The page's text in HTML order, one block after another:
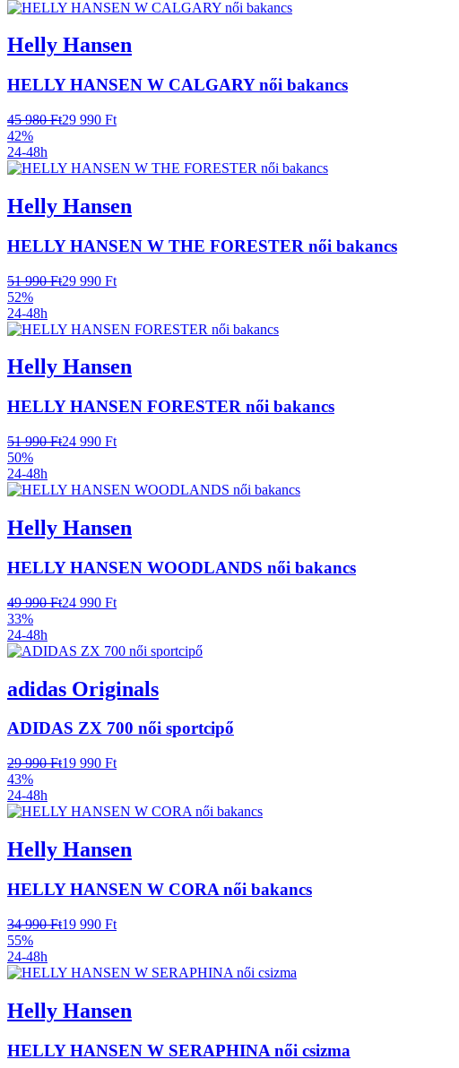
Helly Hansen
HELLY HANSEN W CALGARY női bakancs
45 980 Ft29 990 Ft
42%
24-48h
Helly Hansen
HELLY HANSEN W THE FORESTER női bakancs
51 990 Ft29 990 Ft
52%
24-48h
Helly Hansen
HELLY HANSEN FORESTER női bakancs
51 990 Ft24 990 Ft
50%
24-48h
Helly Hansen
HELLY HANSEN WOODLANDS női bakancs
49 990 Ft24 990 Ft
33%
24-48h
adidas Originals
ADIDAS ZX 700 női sportcipő
29 990 Ft19 990 Ft
43%
24-48h
Helly Hansen
HELLY HANSEN W CORA női bakancs
34 990 Ft19 990 Ft
55%
24-48h
Helly Hansen
HELLY HANSEN W SERAPHINA női csizma